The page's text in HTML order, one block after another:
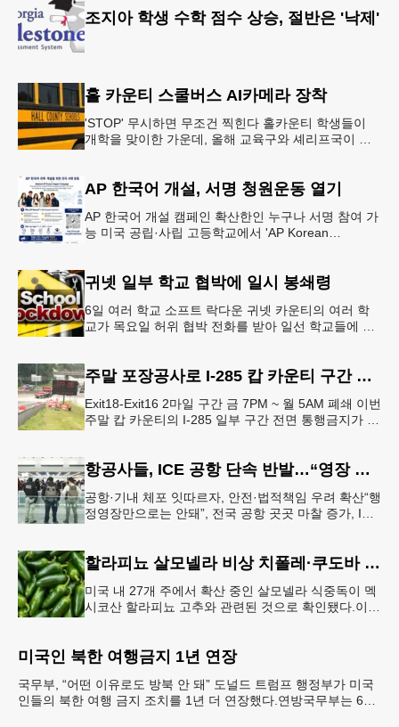
조지아 학생 수학 점수 상승, 절반은 '낙제'
홀 카운티 스쿨버스 AI카메라 장착
'STOP' 무시하면 무조건 찍힌다 홀카운티 학생들이
개학을 맞이한 가운데, 올해 교육구와 셰리프국이 학
AP 한국어 개설, 서명 청원운동 열기
AP 한국어 개설 캠페인 확산한인 누구나 서명 참여 가
능 미국 공립·사립 고등학교에서 'AP Korean
귀넷 일부 학교 협박에 일시 봉쇄령
6일 여러 학교 소프트 락다운 귀넷 카운티의 여러 학
교가 목요일 허위 협박 전화를 받아 일선 학교들에 일
주말 포장공사로 I-285 캅 카운티 구간 통행금지
Exit18-Exit16 2마일 구간 금 7PM ~ 월 5AM 폐쇄 이번
주말 캅 카운티의 I-285 일부 구간 전면 통행금지가 시
항공사들, ICE 공항 단속 반발…“영장 없인 협조 불가”
공항·기내 체포 잇따르자, 안전·법적책임 우려 확산“행
정영장만으로는 안돼”, 전국 공항 곳곳 마찰 증가, ICE
할라피뇨 살모넬라 비상 치폴레·쿠도바 긴급 회수
미국 내 27개 주에서 확산 중인 살모넬라 식중독이 멕
시코산 할라피뇨 고추와 관련된 것으로 확인됐다.이에
미국인 북한 여행금지 1년 연장
국무부, “어떤 이유로도 방북 안 돼” 도널드 트럼프 행정부가 미국
인들의 북한 여행 금지 조치를 1년 더 연장했다.연방국무부는 6일